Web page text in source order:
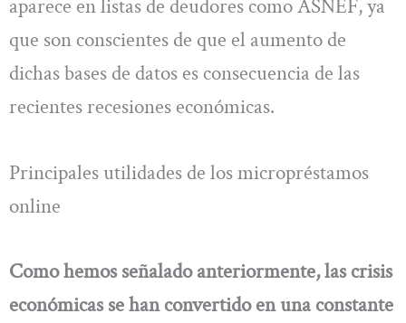
aparece en listas de deudores como ASNEF, ya
que son conscientes de que el aumento de
dichas bases de datos es consecuencia de las
recientes recesiones económicas.
Principales utilidades de los micropréstamos
online
Como hemos señalado anteriormente, las crisis
económicas se han convertido en una constante